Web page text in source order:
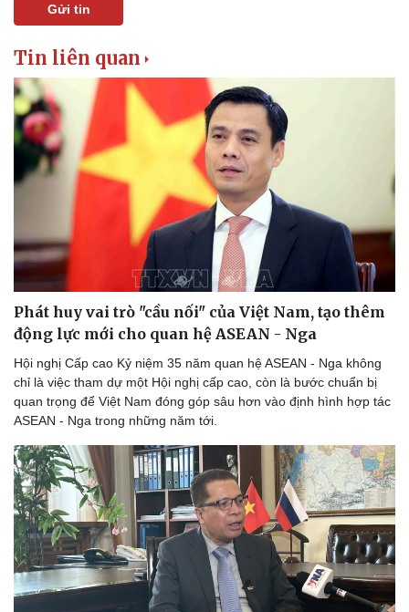
Gửi tin
Tin liên quan
Phát huy vai trò "cầu nối" của Việt Nam, tạo thêm
động lực mới cho quan hệ ASEAN - Nga
Hội nghị Cấp cao Kỷ niệm 35 năm quan hệ ASEAN - Nga không
chỉ là việc tham dự một Hội nghị cấp cao, còn là bước chuẩn bị
quan trọng để Việt Nam đóng góp sâu hơn vào định hình hợp tác
ASEAN - Nga trong những năm tới.